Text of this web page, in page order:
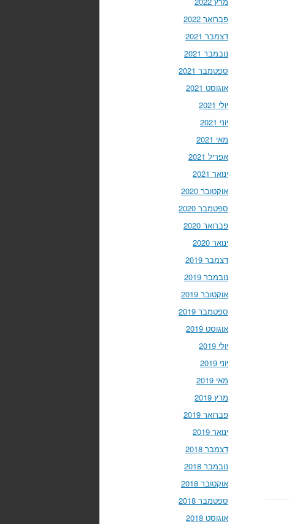
פברואר 2022
דצמבר 2021
נובמבר 2021
ספטמבר 2021
אוגוסט 2021
יולי 2021
יוני 2021
מאי 2021
אפריל 2021
ינואר 2021
אוקטובר 2020
ספטמבר 2020
פברואר 2020
ינואר 2020
דצמבר 2019
נובמבר 2019
אוקטובר 2019
ספטמבר 2019
אוגוסט 2019
יולי 2019
יוני 2019
מאי 2019
מרץ 2019
פברואר 2019
ינואר 2019
דצמבר 2018
נובמבר 2018
אוקטובר 2018
ספטמבר 2018
אוגוסט 2018